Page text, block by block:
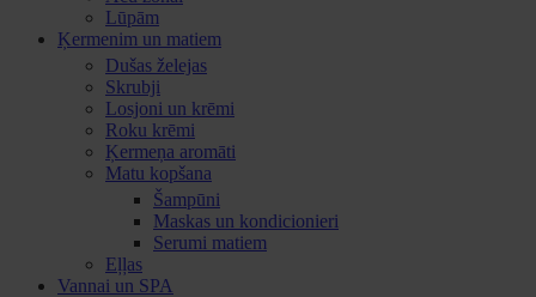
Lūpām
Ķermenim un matiem
Dušas želejas
Skrubji
Losjoni un krēmi
Roku krēmi
Ķermeņa aromāti
Matu kopšana
Šampūni
Maskas un kondicionieri
Serumi matiem
Eļļas
Vannai un SPA